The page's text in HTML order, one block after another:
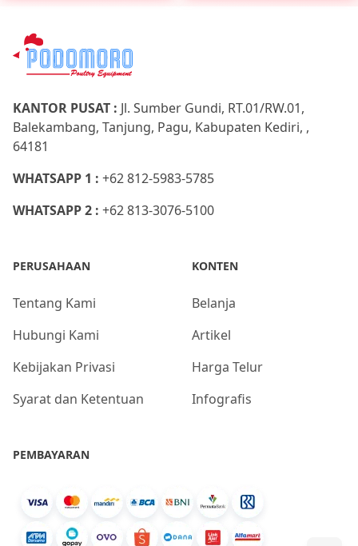
KANTOR PUSAT : Jl. Sumber Gundi, RT.01/RW.01,
Balekambang, Tanjung, Pagu, Kabupaten Kediri, ,
64181
WHATSAPP 1 : +62 812-5983-5785
WHATSAPP 2 : +62 813-3076-5100
PERUSAHAAN
Tentang Kami
Hubungi Kami
Kebijakan Privasi
Syarat dan Ketentuan
KONTEN
Belanja
Artikel
Harga Telur
Infografis
PEMBAYARAN